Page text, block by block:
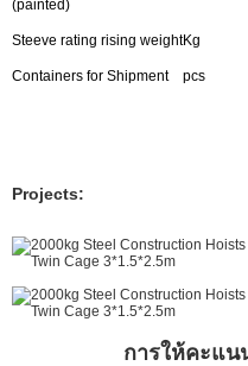
(painted)
Steeve rating rising weightKg
Containers for Shipment pcs
Projects:
การให้คะแน